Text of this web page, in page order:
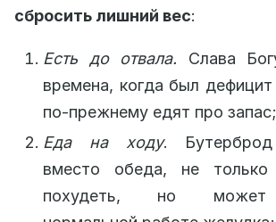
сбросить лишний вес:
Есть до отвала. Слава
времена, когда был
по-прежнему едят про запас;
Еда на ходу. Бутерброд
вместо обеда, не
похудеть, но может